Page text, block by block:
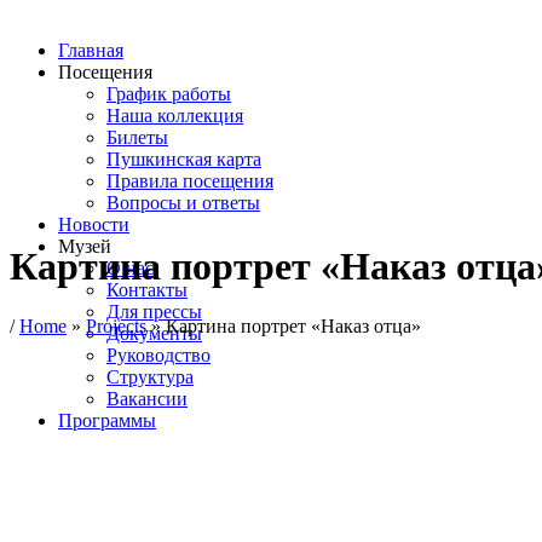
Главная
Посещения
График работы
Наша коллекция
Билеты
Пушкинская карта
Правила посещения
Вопросы и ответы
Новости
Музей
О нас
Контакты
Для прессы
Документы
Руководство
Структура
Вакансии
Программы
Картина портрет «Наказ
/Home » Projects»Картина портрет «Наказ отца»